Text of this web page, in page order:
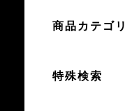
商品カテゴリ
特殊検索